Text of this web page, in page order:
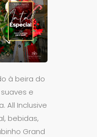
à beira do
e
All Inclusive
bebidas,
Grand